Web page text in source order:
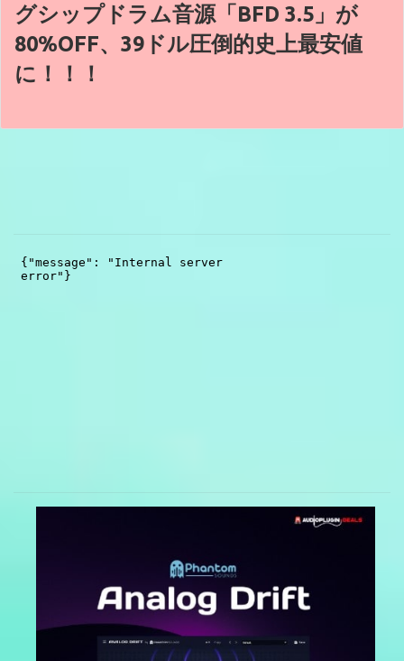
グシップドラム音源「BFD 3.5」が
80%OFF、39ドル圧倒的史上最安値
に！！！